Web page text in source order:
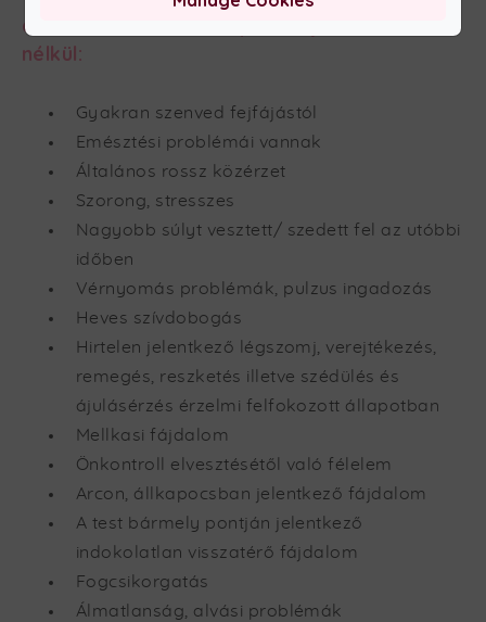
az alábbi tüneteket tapasztalja szervi okok
nélkül:
Gyakran szenved fejfájástól
Emésztési problémái vannak
Általános rossz közérzet
Szorong, stresszes
Nagyobb súlyt vesztett/ szedett fel az utóbbi
időben
Vérnyomás problémák, pulzus ingadozás
Heves szívdobogás
Hirtelen jelentkező légszomj, verejtékezés,
remegés, reszketés illetve szédülés és
ájulásérzés érzelmi felfokozott állapotban
Mellkasi fájdalom
Önkontroll elvesztésétől való félelem
Arcon, állkapocsban jelentkező fájdalom
A test bármely pontján jelentkező
indokolatlan visszatérő fájdalom
Fogcsikorgatás
Álmatlanság, alvási problémák